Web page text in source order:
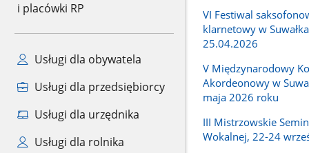
i placówki RP
Usługi dla obywatela
Usługi dla przedsiębiorcy
Usługi dla urzędnika
Usługi dla rolnika
VI Festiwal
klarnetowy w
25.04.2026
V Międzynarodowy
Akordeonowy w
maja 2026 roku
III Mistrzowskie
Wokalnej, 22-24